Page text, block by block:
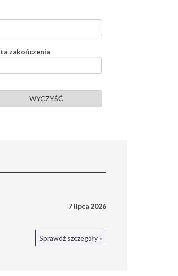
zakończenia
WYCZYŚĆ
7 lipca 2026
Sprawdź szczegóły »